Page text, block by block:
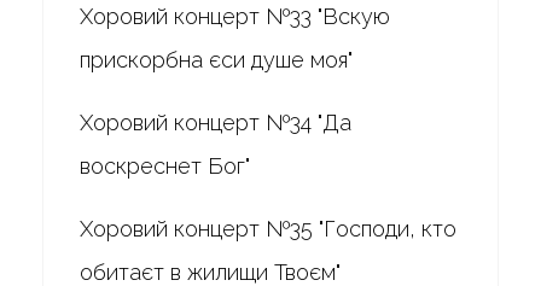
Хоровий концерт №33 "Вскую
прискорбна єси душе моя"
Хоровий концерт №34 "Да
воскреснет Бог"
Хоровий концерт №35 "Господи, кто
обитаєт в жилищи Твоєм"